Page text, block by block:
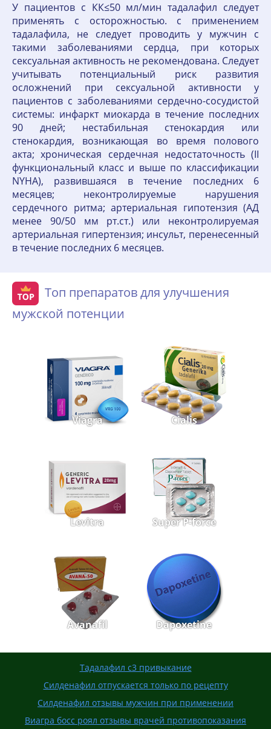
У пациентов с КК≤50 мл/мин тадалафил следует
применять с осторожностью. с применением
тадалафила, не следует проводить у мужчин с
такими заболеваниями сердца, при которых
сексуальная активность не рекомендована. Следует
учитывать потенциальный риск развития
осложнений при сексуальной активности у
пациентов с заболеваниями сердечно-сосудистой
системы: инфаркт миокарда в течение последних
90 дней; нестабильная стенокардия или
стенокардия, возникающая во время полового
акта; хроническая сердечная недостаточность (II
функциональный класс и выше по классификации
NYHA), развившаяся в течение последних 6
месяцев; неконтролируемые нарушения
сердечного ритма; артериальная гипотензия (АД
менее 90/50 мм рт.ст.) или неконтролируемая
артериальная гипертензия; инсульт, перенесенный
в течение последних 6 месяцев.
Топ препаратов для улучшения
мужской потенции
Viagra Cialis
Levitra Super P-force
Avanafil Dapoxetine
Тадалафил с3 привыкание
Силденафил отпускается только по рецепту
Силденафил отзывы мужчин при применении
Виагра босс роял отзывы врачей противопоказания